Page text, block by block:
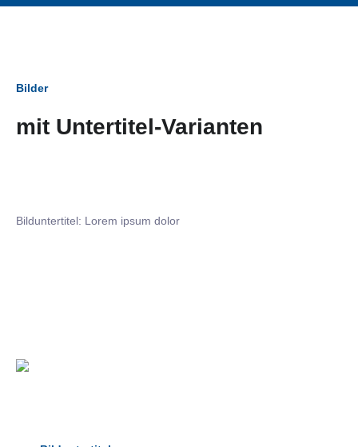
Bilder
mit Untertitel-Varianten
Bilduntertitel: Lorem ipsum dolor